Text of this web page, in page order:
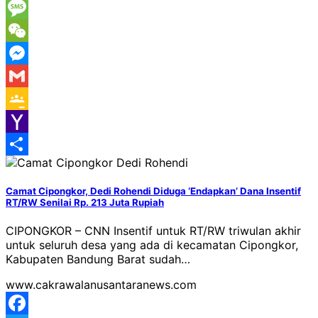
Viber
Message
WeChat
Messenger
Gmail
Google
Classroom
Yahoo
Mail
Share
Camat Cipongkor, Dedi Rohendi Diduga ‘Endapkan’ Dana Insentif
RT/RW Senilai Rp. 213 Juta Rupiah
CIPONGKOR – CNN Insentif untuk RT/RW triwulan akhir
untuk seluruh desa yang ada di kecamatan Cipongkor,
Kabupaten Bandung Barat sudah…
www.cakrawalanusantaranews.com